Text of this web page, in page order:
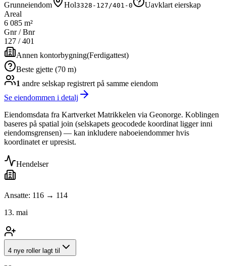
Grunneiendom
Hol3328-127/401-0
Uavklart eierskap
Areal
6 085 m²
Gnr / Bnr
127 /401
Annen kontorbygning(Ferdigattest)
Beste gjette (70 m)
1 andre selskap registrert på samme eiendom
Se eiendommen i detalj
Eiendomsdata fra Kartverket Matrikkelen via Geonorge. Koblingen
baseres på spatial join (selskapets geocodede koordinat ligger inni
eiendomsgrensen) — kan inkludere naboeiendommer hvis
koordinatet er upresist.
Hendelser
Ansatte: 116 → 114
13. mai
4 nye roller lagt til